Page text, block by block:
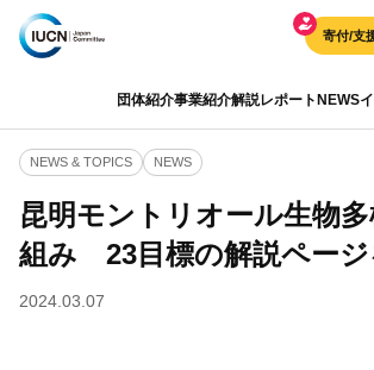
寄付/支
団体紹介事業紹介解説レポート NEWS
NEWS & TOPICS NEWS
昆明モントリオール生物
組み 23目標の解説ページ
2024.03.07